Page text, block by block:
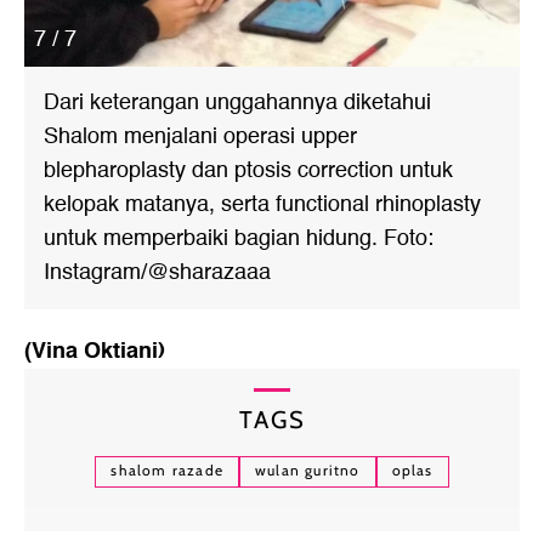
7 / 7
Dari keterangan unggahannya diketahui
Shalom menjalani operasi upper
blepharoplasty dan ptosis correction untuk
kelopak matanya, serta functional rhinoplasty
untuk memperbaiki bagian hidung. Foto:
Instagram/@sharazaaa
(Vina Oktiani)
TAGS
shalom razade wulan guritno oplas